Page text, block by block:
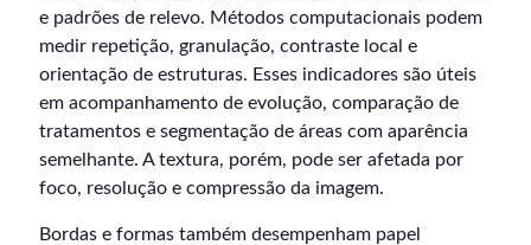
e padrões de relevo. Métodos computacionais podem
medir repetição, granulação, contraste local e
orientação de estruturas. Esses indicadores são úteis
em acompanhamento de evolução, comparação de
tratamentos e segmentação de áreas com aparência
semelhante. A textura, porém, pode ser afetada por
foco, resolução e compressão da imagem.
Bordas e formas também desempenham papel